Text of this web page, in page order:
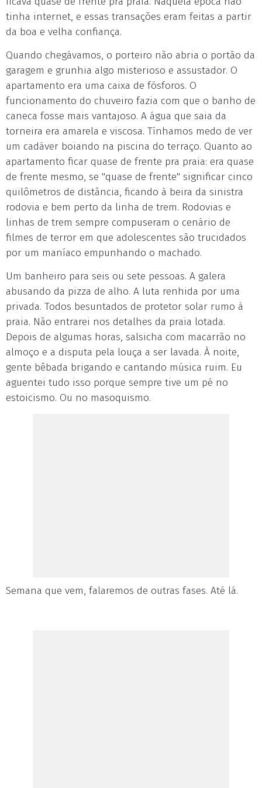
tinha internet, e essas transações eram feitas a partir
da boa e velha confiança.
Quando chegávamos, o porteiro não abria o portão da
garagem e grunhia algo misterioso e assustador. O
apartamento era uma caixa de fósforos. O
funcionamento do chuveiro fazia com que o banho de
caneca fosse mais vantajoso. A água que saia da
torneira era amarela e viscosa. Tínhamos medo de ver
um cadáver boiando na piscina do terraço. Quanto ao
apartamento ficar quase de frente pra praia: era quase
de frente mesmo, se "quase de frente" significar cinco
quilômetros de distância, ficando à beira da sinistra
rodovia e bem perto da linha de trem. Rodovias e
linhas de trem sempre compuseram o cenário de
filmes de terror em que adolescentes são trucidados
por um maníaco empunhando o machado.
Um banheiro para seis ou sete pessoas. A galera
abusando da pizza de alho. A luta renhida por uma
privada. Todos besuntados de protetor solar rumo à
praia. Não entrarei nos detalhes da praia lotada.
Depois de algumas horas, salsicha com macarrão no
almoço e a disputa pela louça a ser lavada. À noite,
gente bêbada brigando e cantando música ruim. Eu
aguentei tudo isso porque sempre tive um pé no
estoicismo. Ou no masoquismo.
Semana que vem, falaremos de outras fases. Até lá.